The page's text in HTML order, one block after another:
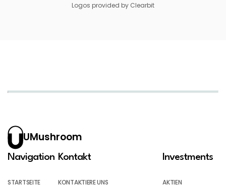
Logos provided by Clearbit
UMushroom
Navigation
STARTSEITE
Kontakt
KONTAKTIERE UNS
Investments
AKTIEN